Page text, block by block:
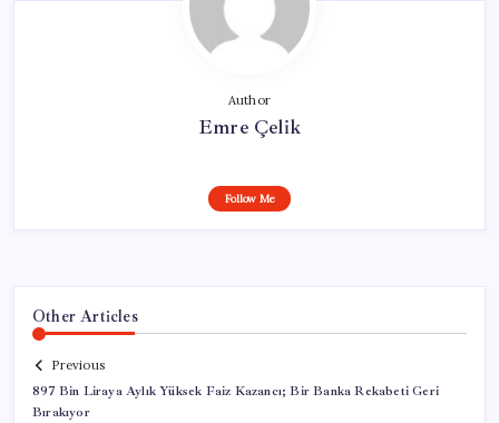
Author
Emre Çelik
Follow Me
Other Articles
Previous
897 Bin Liraya Aylık Yüksek Faiz Kazancı; Bir Banka Rekabeti Geri
Bırakıyor